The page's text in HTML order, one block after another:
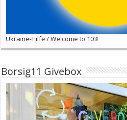
Ukraine-Hilfe / Welcome to 103!
Borsig11 Givebox